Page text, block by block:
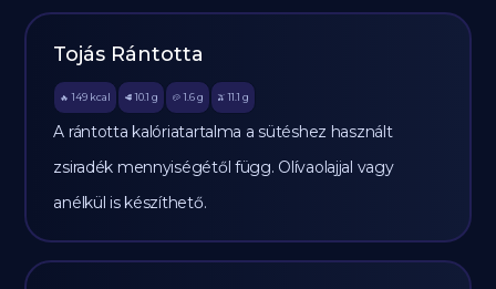
Tojás Rántotta
🔥 149 kcal 🥩 10.1 g 🥔 1.6g 🫒 11.1 g
A rántotta kalóriatartalma a sütéshez használt
zsiradék mennyiségétől függ. Olívaolajjal vagy
anélkül is készíthető.